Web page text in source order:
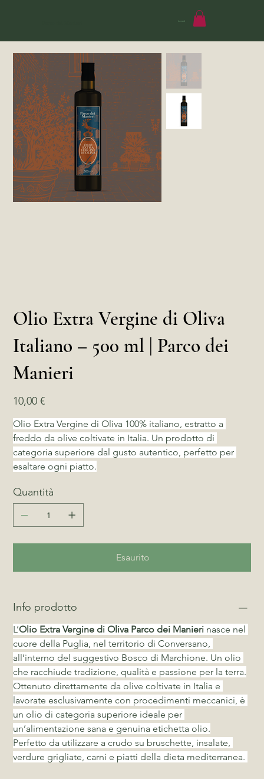
Accedi
Olio Extra Vergine di Oliva
Italiano – 500 ml | Parco dei
Manieri
Prezzo
10,00 €
Olio Extra Vergine di Oliva 100% italiano, estratto a
freddo da olive coltivate in Italia. Un prodotto di
categoria superiore dal gusto autentico, perfetto per
esaltare ogni piatto.
Quantità
Esaurito
Info prodotto
L’Olio Extra Vergine di Oliva Parco dei Manieri nasce nel
cuore della Puglia, nel territorio di Conversano,
all’interno del suggestivo Bosco di Marchione. Un olio
che racchiude tradizione, qualità e passione per la terra.
Ottenuto direttamente da olive coltivate in Italia e
lavorate esclusivamente con procedimenti meccanici, è
un olio di categoria superiore ideale per
un’alimentazione sana e genuina etichetta olio.
Perfetto da utilizzare a crudo su bruschette, insalate,
verdure grigliate, carni e piatti della dieta mediterranea.